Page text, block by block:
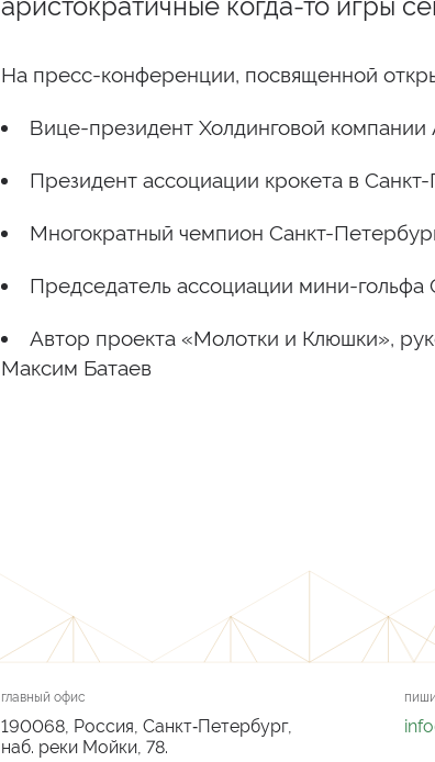
аристократичные когда-то игры
На пресс-конференции, посвященной
Вице-президент Холдинговой
Президент ассоциации крокета в
Многократный чемпион Санкт-
Председатель ассоциации мини-
Автор проекта «Молотки и Клюшки»,
Максим Батаев
главный офис
190068, Россия, Санкт‑Петербург,
наб. реки Мойки, 78.